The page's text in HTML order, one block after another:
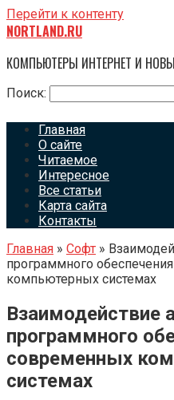
Перейти к контенту
NORTLAND.RU
КОМПЬЮТЕРЫ ИНТЕРНЕТ И
Поиск:
Главная
О сайте
Читаемое
Интересное
Все статьи
Карта сайта
Контакты
Главная » Софт »
программного
компьютерных системах
Взаимодействие
программного
современных
системах